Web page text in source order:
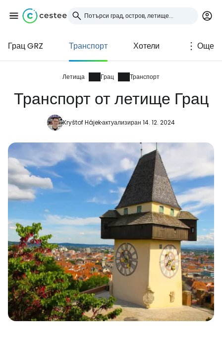
Грац GRZ Транспорт Хотели Още
Летища Грац Транспорт
Транспорт от летище Грац
Kryštof Hájekактуализиран 14. 12. 2024
Влезте в Cestee
... световната общност на туристите
Продължете с Google
Продължете с Facebook
Продължете с имейл